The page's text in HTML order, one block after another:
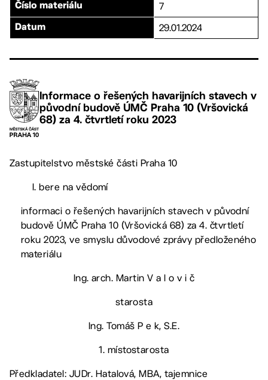
Číslo materiálu 7
Datum 29.01.2024
Informace o řešených havarijních stavech v
původní budově ÚMČ Praha 10 (Vršovická
68) za 4. čtvrtletí roku 2023
Zastupitelstvo městské části Praha 10
I. bere na vědomí
informaci o řešených havarijních stavech v původní
budově ÚMČ Praha 10 (Vršovická 68) za 4. čtvrtletí
roku 2023, ve smyslu důvodové zprávy předloženého
materiálu
Ing. arch. Martin V a l o v i č
starosta
Ing. Tomáš P e k, S.E.
1. místostarosta
Předkladatel: JUDr. Hatalová, MBA, tajemnice